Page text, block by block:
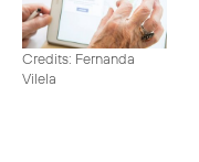
Credits: Fernanda
Vilela